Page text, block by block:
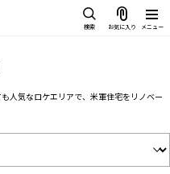
検索 お気に入り メニュー
人気なロケエリアで、米軍住宅をリノベー